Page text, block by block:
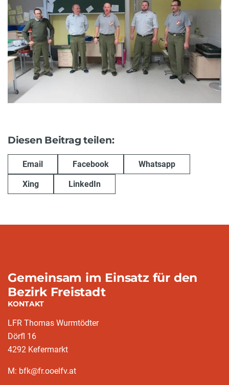
Diesen Beitrag teilen:
Email Facebook Whatsapp
Xing LinkedIn
Gemeinsam im Einsatz für den
Bezirk Freistadt
KONTAKT
LFR Thomas Wurmtödter
Dörfl 16
4292 Kefermarkt
M: bfk@fr.ooelfv.at